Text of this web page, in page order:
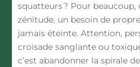
squatteurs ? Pour beaucoup,
zénitude, un besoin de
jamais éteinte. Attention,
croisade sanglante ou
c’est abandonner la spirale